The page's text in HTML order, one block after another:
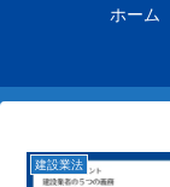
ホーム
建設業法